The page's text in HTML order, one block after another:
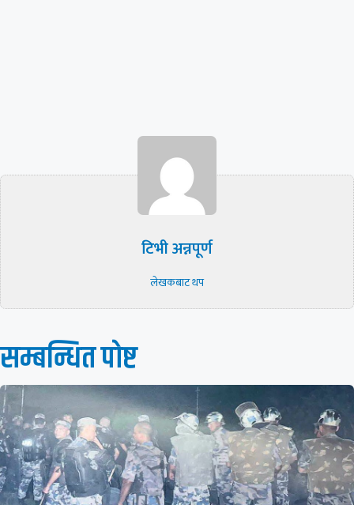
टिभी अन्नपूर्ण
लेखकबाट थप
सम्बन्धित पाेष्ट